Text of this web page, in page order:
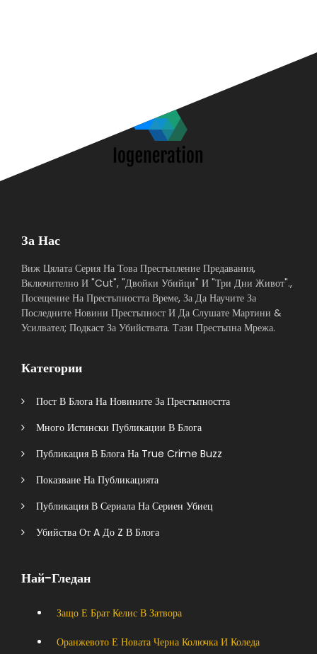
За Нас
Виж Цялата Серия На Това Престъпление Предавания,
Включително И "Cut", "Двойки Убийци" И "Три Дни Живот".,
Посещение На Престъпността Време, За Да Научите За
Последните Новини Престъпност И Да Слушате Мартини &
Усилвател; Подкаст За Убийствата. Тази Престъпна Мрежа.
Категории
Пост В Блога На Новините За Престъпността
Много Истински Публикации В Блога
Публикация В Блога На True Crime Buzz
Показване На Публикацията
Публикация В Сериала На Сериен Убиец
Убийства От A До Z В Блога
Най-Гледан
Защо Е Брат Келис В Затвора
Оранжевото Е Новата Черна Колючка И Коледа